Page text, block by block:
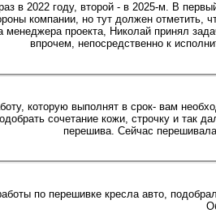
в 2022 году, второй - в 2025-м. В
компании, но тут должен
менеджера проекта, Николай принял
впрочем, непосредственно к
которую выполнят в срок- вам
сочетание кожи, строчку и так
перешива. Сейчас
по перешивке кресла авто,